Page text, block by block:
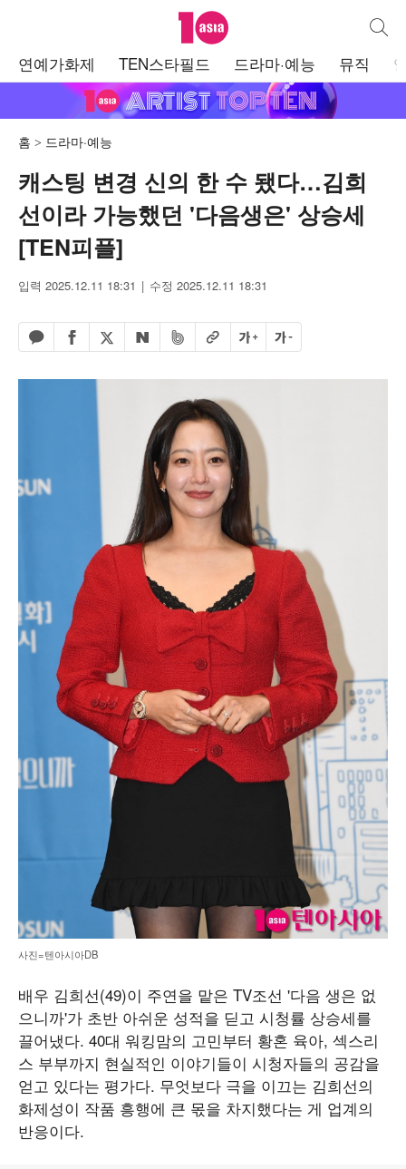
텐아시아 통합
연예가화제 TEN스타필드 드라마·예능 뮤직
홈 드라마·예능
캐스팅 변경 신의 한 수 됐다…김희
선이라 가능했던 '다음생은' 상승세
[TEN피플]
입력 2025.12.11 18:31 수정 2025.12.11 18:31
카카오톡 공유하기
페이스북 공유하기
엑스 공유하기
네이버 공유하기
밴드 공유하기
URL복사글자 크게글자 작게
사진=텐아시아DB
배우 김희선(49)이 주연을 맡은 TV조선 '다음 생은 없
으니까'가 초반 아쉬운 성적을 딛고 시청률 상승세를
끌어냈다. 40대 워킹맘의 고민부터 황혼 육아, 섹스리
스 부부까지 현실적인 이야기들이 시청자들의 공감을
얻고 있다는 평가다. 무엇보다 극을 이끄는 김희선의
화제성이 작품 흥행에 큰 몫을 차지했다는 게 업계의
반응이다.